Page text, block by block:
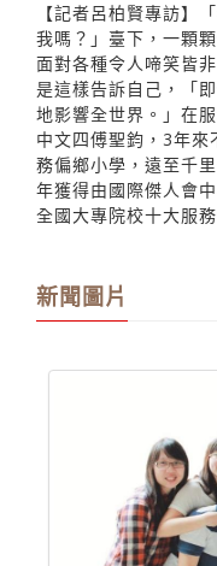
【記者呂柏賢專訪】
我嗎？」臺下，一顆
面對各種令人啼笑皆
是這樣告訴自己，「
地影響全世界。」在
中文四傅聖鈞，3年來
務偏鄉小學，遠至千
年獲得由國際傑人會
全國大專院校十大服
新聞圖片